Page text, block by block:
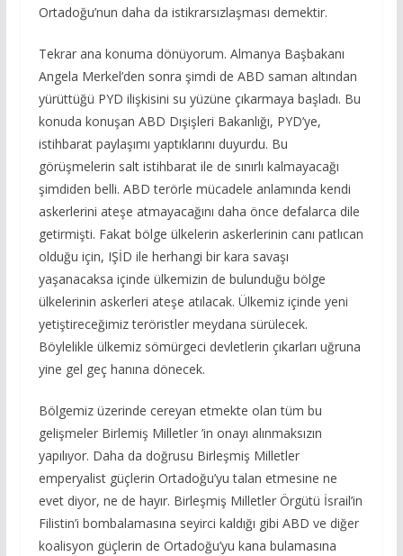
Ortadoğu’nun daha da istikrarsızlaşması demektir.
Tekrar ana konuma dönüyorum. Almanya Başbakanı
Angela Merkel’den sonra şimdi de ABD saman altından
yürüttüğü PYD ilişkisini su yüzüne çıkarmaya başladı. Bu
konuda konuşan ABD Dışişleri Bakanlığı, PYD’ye,
istihbarat paylaşımı yaptıklarını duyurdu. Bu
görüşmelerin salt istihbarat ile de sınırlı kalmayacağı
şimdiden belli. ABD terörle mücadele anlamında kendi
askerlerini ateşe atmayacağını daha önce defalarca dile
getirmişti. Fakat bölge ülkelerin askerlerinin canı patlıcan
olduğu için, IŞİD ile herhangi bir kara savaşı
yaşanacaksa içinde ülkemizin de bulunduğu bölge
ülkelerinin askerleri ateşe atılacak. Ülkemiz içinde yeni
yetiştireceğimiz teröristler meydana sürülecek.
Böylelikle ülkemiz sömürgeci devletlerin çıkarları uğruna
yine gel geç hanına dönecek.
Bölgemiz üzerinde cereyan etmekte olan tüm bu
gelişmeler Birlemiş Milletler ’in onayı alınmaksızın
yapılıyor. Daha da doğrusu Birleşmiş Milletler
emperyalist güçlerin Ortadoğu’yu talan etmesine ne
evet diyor, ne de hayır. Birleşmiş Milletler Örgütü İsrail’in
Filistin’i bombalamasına seyirci kaldığı gibi ABD ve diğer
koalisyon güçlerin de Ortadoğu’yu kana bulamasına